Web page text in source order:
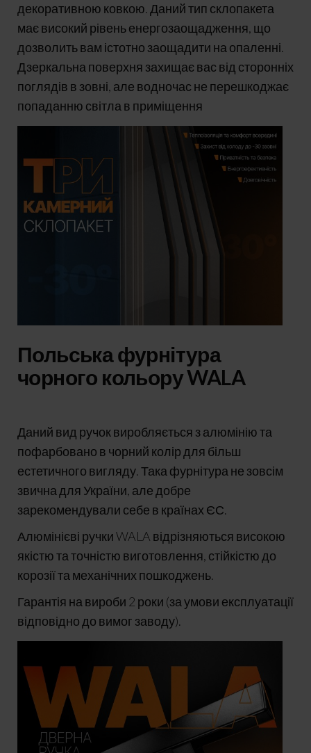
декоративною ковкою. Даний тип склопакета
має високий рівень енергозаощадження, що
дозволить вам істотно заощадити на опаленні.
Дзеркальна поверхня захищає вас від сторонніх
поглядів в зовні, але водночас не перешкоджає
попаданню світла в приміщення
Польська фурнітура
чорного кольору WALA
Даний вид ручок виробляється з алюмінію та
пофарбовано в чорний колір для більш
естетичного вигляду. Така фурнітура не зовсім
звична для України, але добре
зарекомендували себе в країнах ЄС.
Алюмінієві ручки WALA відрізняються високою
якістю та точністю виготовлення, стійкістю до
корозії та механічних пошкоджень.
Гарантія на вироби 2 роки (за умови експлуатації
відповідно до вимог заводу).